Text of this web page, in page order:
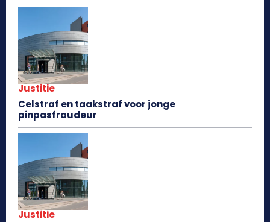
Justitie
Celstraf en taakstraf voor jonge
pinpasfraudeur
Justitie